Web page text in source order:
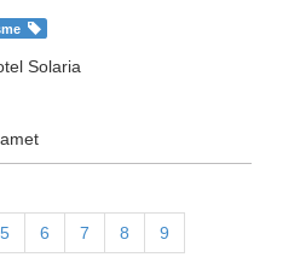
Solaria
5 6 7 8 9